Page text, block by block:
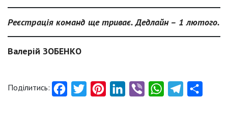
Реєстрація команд ще триває. Дедлайн – 1 лютого.
Валерій ЗОБЕНКО
Поділитись: FacebookTwitter PinterestLinkedInViber WhatsAppTelegram